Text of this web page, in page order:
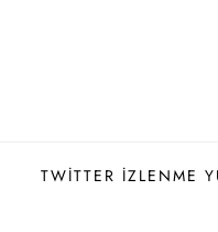
TWITTER İZLENME